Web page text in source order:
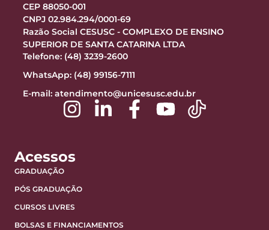
CEP 88050-001
CNPJ 02.984.294/0001-69
Razão Social CESUSC - COMPLEXO DE ENSINO
SUPERIOR DE SANTA CATARINA LTDA
Telefone: (48) 3239-2600
WhatsApp: (48) 99156-7111
E-mail: atendimento@unicesusc.edu.br
Acessos
GRADUAÇÃO
PÓS GRADUAÇÃO
CURSOS LIVRES
BOLSAS E FINANCIAMENTOS